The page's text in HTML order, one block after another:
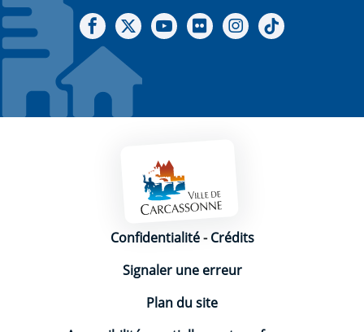
Notre Facebook
Notre X - (twitter)
Notre chaine Youtube
Notre Gallerie sur Flickr
Notre Instagram
Mentions légales
Confidentialité-Crédits
Signaler une erreur
Plan du site